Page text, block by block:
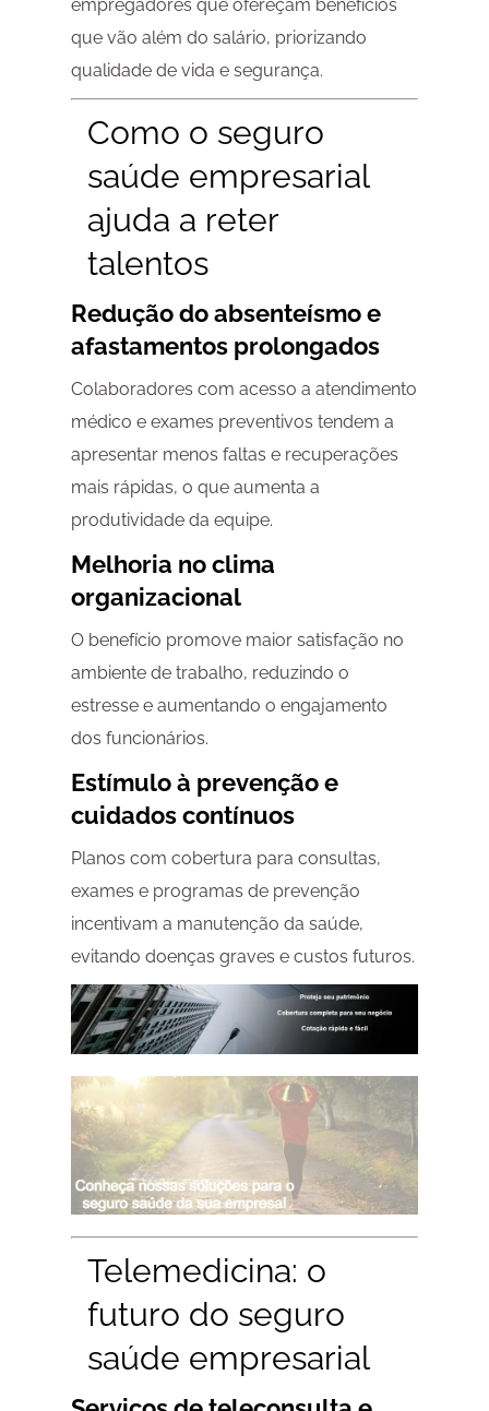
empregadores que ofereçam benefícios
que vão além do salário, priorizando
qualidade de vida e segurança.
Como o seguro
saúde empresarial
ajuda a reter
talentos
Redução do absenteísmo e
afastamentos prolongados
Colaboradores com acesso a atendimento
médico e exames preventivos tendem a
apresentar menos faltas e recuperações
mais rápidas, o que aumenta a
produtividade da equipe.
Melhoria no clima
organizacional
O benefício promove maior satisfação no
ambiente de trabalho, reduzindo o
estresse e aumentando o engajamento
dos funcionários.
Estímulo à prevenção e
cuidados contínuos
Planos com cobertura para consultas,
exames e programas de prevenção
incentivam a manutenção da saúde,
evitando doenças graves e custos futuros.
Telemedicina: o
futuro do seguro
saúde empresarial